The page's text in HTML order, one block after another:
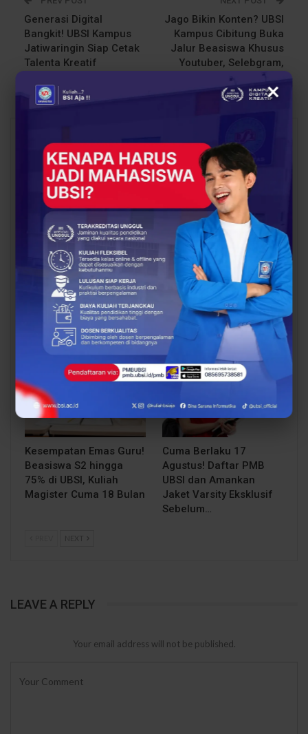
Generasi Digital
Bangkit! UBSI Kampus
Jatiwaringin Siap Cetak
Talenta Kreatif
Jago Bikin Konten? UBSI
Kampus Cibitung Buka
Jalur Beasiswa Khusus
Youtuber, Selebgram,
hingga Animator
You Might Also Like
BERITA
Dosen Pembimbing
Lapangan Dampingi
Keberangkatan
Mahasiswa UBSI Solo ke
Posko BSI…
BERITA
Dosen Pembimbing
Lapangan Dampingi
Keberangkatan
Mahasiswa UBSI Solo ke
Posko BSI…
Kesempatan Emas Guru!
Beasiswa S2 hingga
75% di UBSI, Kuliah
Magister Cuma 18 Bulan
Cuma Berlaku 17
Agustus! Daftar PMB
UBSI dan Amankan
Jaket Varsity Eksklusif
Sebelum…
NEXT
LEAVE A REPLY
Your email address will not be published.
×